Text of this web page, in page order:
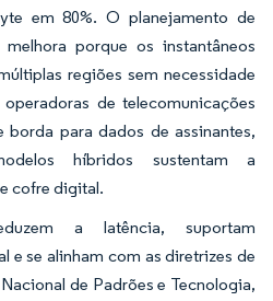
em 80%. O planejamento de
porque os instantâneos
regiões sem necessidade
de telecomunicações
para dados de assinantes,
híbridos sustentam a
cofre digital.
a latência, suportam
e se alinham com as diretrizes de
de Padrões e Tecnologia,